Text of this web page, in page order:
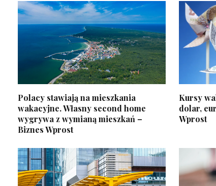
Polacy stawiają na mieszkania
wakacyjne. Własny second home
wygrywa z wymianą mieszkań –
Biznes Wprost
Kursy
dolar,
Wprost